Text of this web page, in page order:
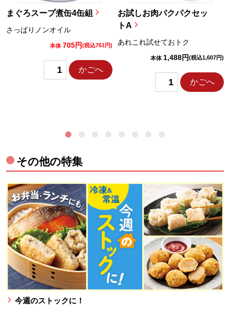
まぐろスープ煮缶4缶組
さっぱりノンオイル
本体 705円(税込761円)
かごへ
お試しお肉パクパクセッ
トA
あれこれ試せておトク
本体 1,488円(税込1,607円)
かごへ
その他の特集
今週のストックに！